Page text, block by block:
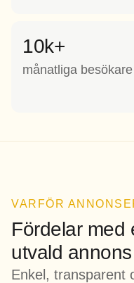
10k+
månatliga besökare
VARFÖR
Fördelar med
utvald annons
Enkel, transparent